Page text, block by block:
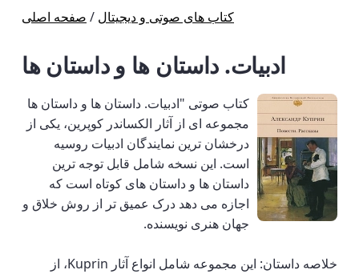
صفحه اصلی / کتاب های صوتی و دیجیتال
ادبیات. داستان ها و داستان ها
کتاب صوتی "ادبیات. داستان ها و داستان ها
مجموعه ای از آثار الکساندر کوپرین، یکی از
درخشان ترین نمایندگان ادبیات روسیه
است. این نسخه شامل قابل توجه ترین
داستان ها و داستان های کوتاه است که
اجازه می دهد درک عمیق تر از روش خلاق و
جهان هنری نویسنده.
خلاصه داستان: این مجموعه شامل انواع آثار Kuprin، از